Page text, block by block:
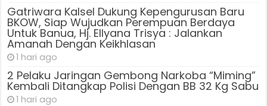
Gatriwara Kalsel Dukung Kepengurusan Baru
BKOW, Siap Wujudkan Perempuan Berdaya
Untuk Banua, Hj. Ellyana Trisya : Jalankan
Amanah Dengan Keikhlasan
1 hari ago
2 Pelaku Jaringan Gembong Narkoba “Miming”
Kembali Ditangkap Polisi Dengan BB 32 Kg Sabu
1 hari ago